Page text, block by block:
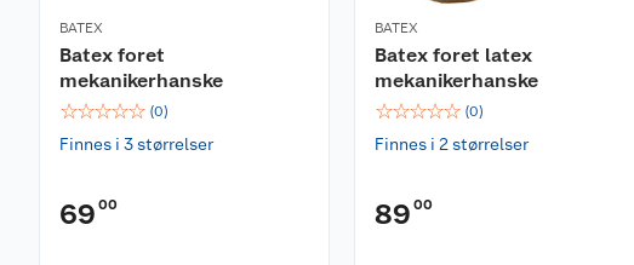
BATEX
Batex foret
mekanikerhanske
☆☆☆☆☆ (0)
Finnes i 3 størrelser
69 00
BATEX
Batex foret latex
mekanikerhanske
☆☆☆☆☆ (0)
Finnes i 2 størrelser
89 00